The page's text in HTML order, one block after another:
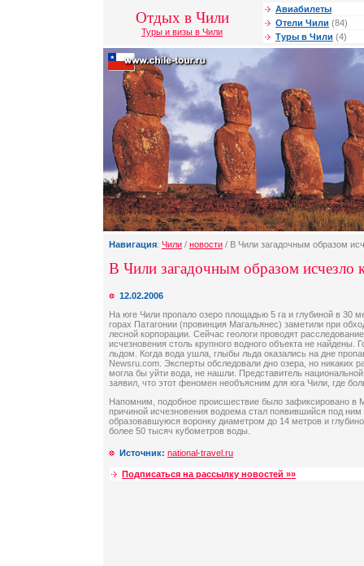
Отдых в Чили
Туры и визы в Чили
Авиабилеты
Отели Чили (84)
Туры в Чили (4)
Навигация: Чили / новости / В Чили загадочным образом
В Чили загадочным образом исчезло
12.02.2006
На юге Чили пропало озеро площадью 5 га и глубиной в 30
горах Патагонии (провинция Магальянес) заметили при
лесной корпорации. Сейчас геологи проводят
исчезновения столь крупного водного объекта не найдены.
льдом. Когда вода ушла, глыбы льда оказались на дне
Newsru.com. Эксперты обследовали дно озера, но никаких
могла бы уйти вода, не нашли. Представитель
заявил, что этот феномен необъясним для юга Чили, где
Напомним, подобное происшествие было зафиксировано в
причиной исчезновения водоема стал появившийся под ним
образовавшуюся воронку диаметром до 14 метров и
более 50 тысяч кубометров воды.
Источник: national-travel.ru
Подписаться на рассылку новостей »»